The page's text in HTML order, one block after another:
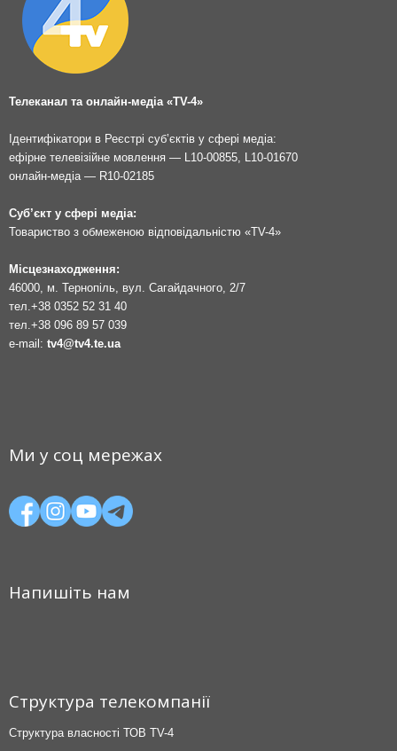
Телеканал та онлайн-медіа «TV-4»
Ідентифікатори в Реєстрі суб’єктів у сфері медіа:
ефірне телевізійне мовлення — L10-00855, L10-01670
онлайн-медіа — R10-02185
Суб’єкт у сфері медіа:
Товариство з обмеженою відповідальністю «TV-4»
Місцезнаходження:
46000, м. Тернопіль, вул. Сагайдачного, 2/7
тел. +38 0352 52 31 40
тел. +38 096 89 57 039
e-mail: tv4@tv4.te.ua
Ми у соц мережах
Напишіть нам
Структура телекомпанії
Структура власності ТОВ TV-4